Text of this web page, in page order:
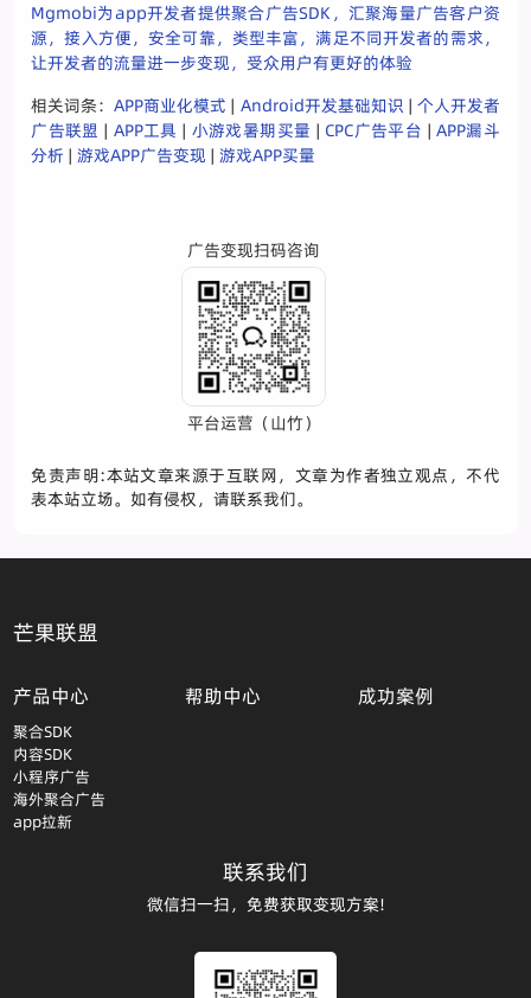
Mgmobi为app开发者提供聚合广告SDK，汇聚海量广告客户资
源，接入方便，安全可靠，类型丰富，满足不同开发者的需求，
让开发者的流量进一步变现，受众用户有更好的体验
相关词条：APP商业化模式 | Android开发基础知识 | 个人开发者
广告联盟 | APP工具 | 小游戏暑期买量 | CPC广告平台 |APP漏斗
分析 |游戏APP广告变现 |游戏APP买量
广告变现扫码咨询
平台运营（山竹）
免责声明:本站文章来源于互联网，文章为作者独立观点，不代
表本站立场。如有侵权，请联系我们。
芒果联盟
产品中心
聚合SDK
内容SDK
小程序广告
海外聚合广告
app拉新
帮助中心 成功案例
联系我们
微信扫一扫，免费获取变现方案!